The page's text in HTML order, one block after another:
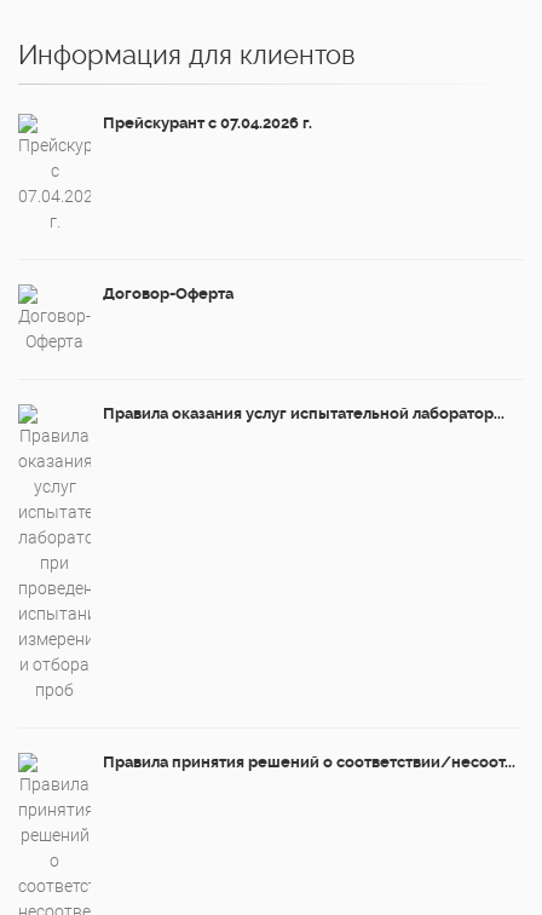
Информация для клиентов
Прейскурант с 07.04.2026 г.
Договор-Оферта
Правила оказания услуг испытательной лаборатор...
Правила принятия решений о соответствии/несоот...